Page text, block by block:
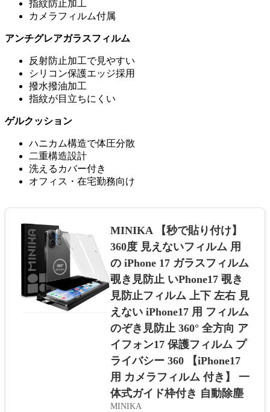
指紋防止加工
カメラフィルム付属
アンチグレアガラスフィルム
反射防止加工で見やすい
シリコン保護エッジ採用
撥水撥油加工
指紋が目立ちにくい
ゲルクッション
ハニカム構造で体圧分散
二重構造設計
洗えるカバー付き
オフィス・在宅勤務向け
MINIKA 【秒で貼り付け】
360度 見えないフィルム 用
の iPhone 17 ガラスフィルム
覗き見防止 いPhone17 覗き
見防止フィルム 上下 左右 見
えない iPhone17 用 フィルム
のぞき見防止 360° 全方向 ア
イフォン17 保護フィルム プ
ライバシー 360 【iPhone17
用 カメラフィルム 付き】 一
体式ガイド枠付き 自動除塵
MINIKA